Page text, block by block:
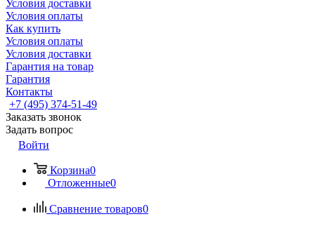
Условия доставки
Условия оплаты
Как купить
Условия оплаты
Условия доставки
Гарантия на товар
Гарантия
Контакты
+7 (495) 374-51-49
Заказать звонок
Задать вопрос
Войти
Корзина0
Отложенные0
Сравнение товаров0